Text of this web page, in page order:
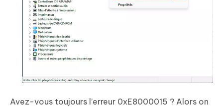
Avez-vous toujours l’erreur 0xE8000015 ? Alors on